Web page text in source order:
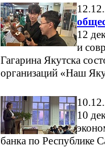
12
и
Гагарина Якутска
организаций «Наш
10
банка по Республике